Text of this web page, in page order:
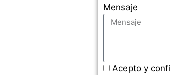
Mensaje
Acepto y